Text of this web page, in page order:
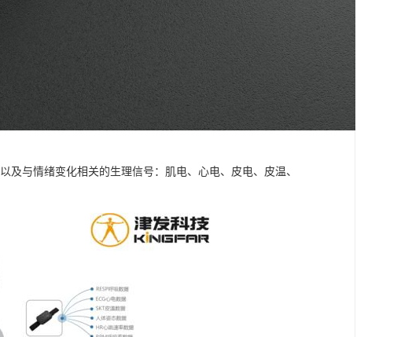
与情绪变化相关的生理信号：肌电、心电、皮电、皮温、